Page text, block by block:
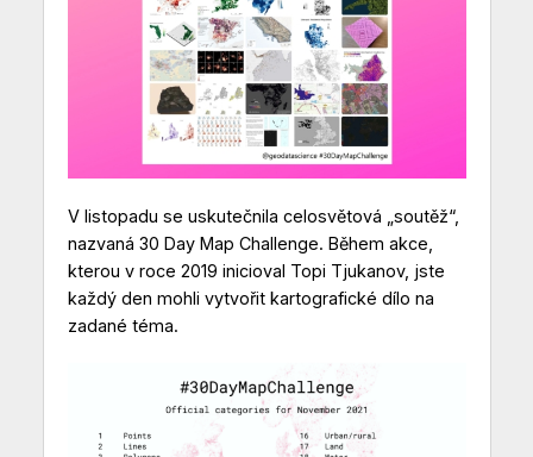
V listopadu se uskutečnila celosvětová „soutěž“,
nazvaná 30 Day Map Challenge. Během akce,
kterou v roce 2019 inicioval Topi Tjukanov, jste
každý den mohli vytvořit kartografické dílo na
zadané téma.